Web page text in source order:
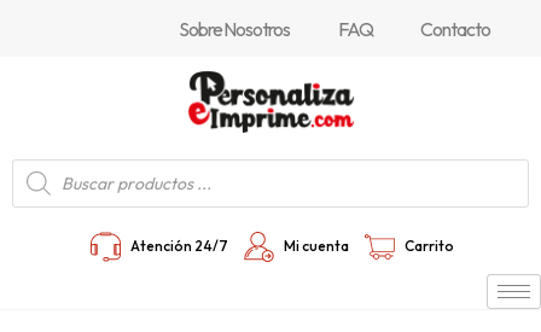
Sobre Nosotros FAQ Contacto
Búsqueda
de
productos
Atención 24/7 Mi cuenta Carrito